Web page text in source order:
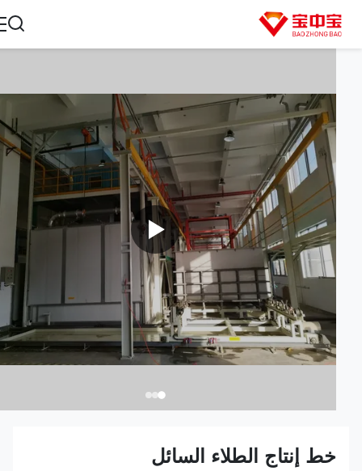
خط إنتاج الطلاء السائل